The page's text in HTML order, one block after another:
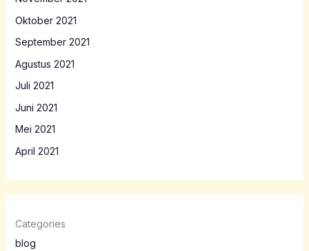
Oktober 2021
September 2021
Agustus 2021
Juli 2021
Juni 2021
Mei 2021
April 2021
Categories
blog